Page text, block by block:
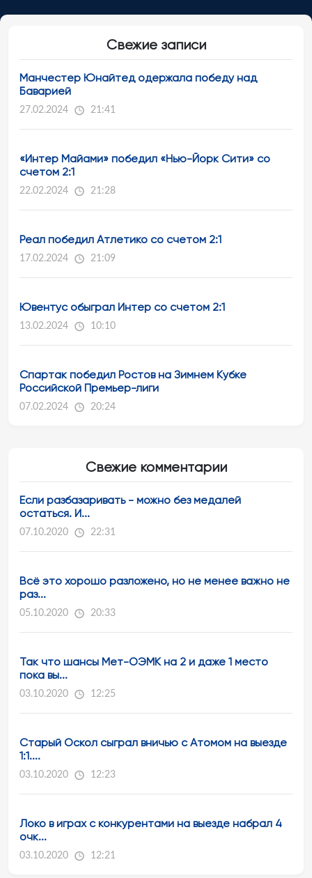
Свежие записи
Манчестер Юнайтед одержала победу над
Баварией
27.02.2024 21:41
«Интер Майами» победил «Нью-Йорк Сити» со
счетом 2:1
22.02.2024 21:28
Реал победил Атлетико со счетом 2:1
17.02.2024 21:09
Ювентус обыграл Интер со счетом 2:1
13.02.2024 10:10
Спартак победил Ростов на Зимнем Кубке
Российской Премьер-лиги
07.02.2024 20:24
Свежие комментарии
Если разбазаривать - можно без медалей
остаться. И...
07.10.2020 22:31
Всё это хорошо разложено, но не менее важно не
раз...
05.10.2020 20:33
Так что шансы Мет-ОЭМК на 2 и даже 1 место
пока вы...
03.10.2020 12:25
Старый Оскол сыграл вничью с Атомом на выезде
1:1....
03.10.2020 12:23
Локо в играх с конкурентами на выезде набрал 4
очк...
03.10.2020 12:21